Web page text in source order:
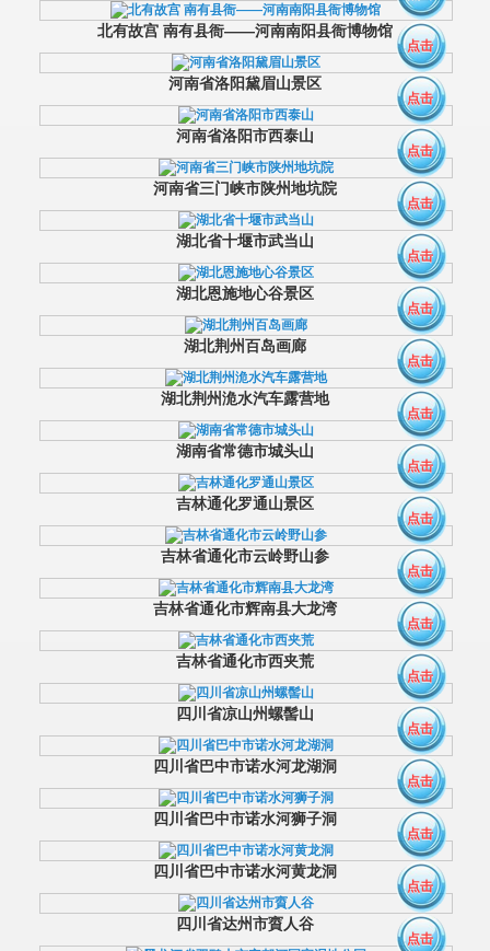
北有故宫 南有县衙——河南南阳县衙博物馆
点击
河南省洛阳黛眉山景区
点击
河南省洛阳市西泰山
点击
河南省三门峡市陕州地坑院
点击
湖北省十堰市武当山
点击
湖北恩施地心谷景区
点击
湖北荆州百岛画廊
点击
湖北荆州洈水汽车露营地
点击
湖南省常德市城头山
点击
吉林通化罗通山景区
点击
吉林省通化市云岭野山参
点击
吉林省通化市辉南县大龙湾
点击
吉林省通化市西夹荒
点击
四川省凉山州螺髻山
点击
四川省巴中市诺水河龙湖洞
点击
四川省巴中市诺水河狮子洞
点击
四川省巴中市诺水河黄龙洞
点击
四川省达州市賨人谷
点击